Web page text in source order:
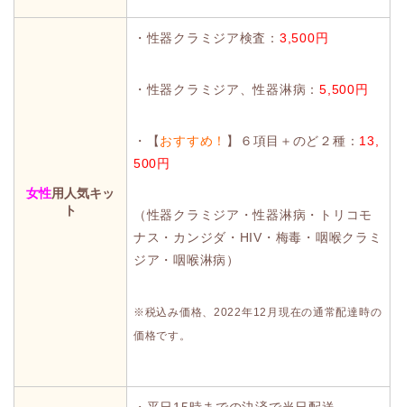
女性用人気キッ
ト
・性器クラミジア検査： 3,500円
・性器クラミジア、性器淋病：5,500円
・【おすすめ！ 】６項目＋のど２種： 13,
500円
（性器クラミジア・性器淋病・トリコモ
ナス・カンジダ・HIV・梅毒・咽喉クラミ
ジア・咽喉淋病）
※税込み価格、2022年12月現在の通常配達時の
価格です。